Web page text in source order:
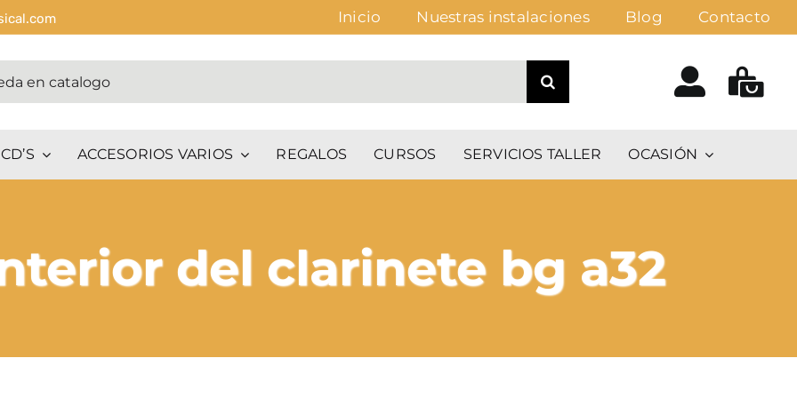
Inicio Nuestras instalaciones Blog Contacto
ACCESORIOS VARIOS REGALOS CURSOS SERVICIOS TALLER OCASIÓN
del clarinete bg a32